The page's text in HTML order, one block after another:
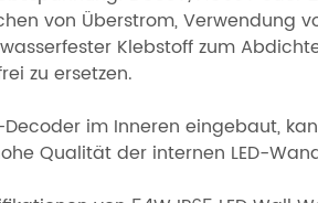
von Überstrom, Verwendung
Klebstoff zum
zu ersetzen.
Decoder im Inneren eingebaut,
Qualität der internen LED-